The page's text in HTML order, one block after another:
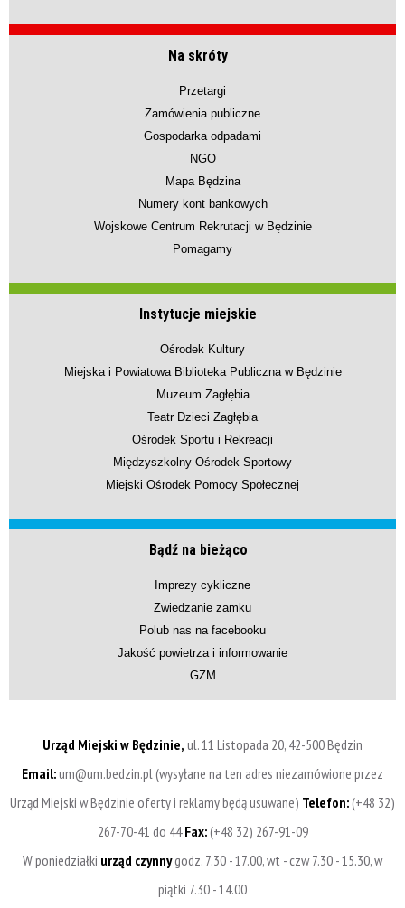
Na skróty
Przetargi
Zamówienia publiczne
Gospodarka odpadami
NGO
Mapa Będzina
Numery kont bankowych
Wojskowe Centrum Rekrutacji w Będzinie
Pomagamy
Instytucje miejskie
Ośrodek Kultury
Miejska i Powiatowa Biblioteka Publiczna w Będzinie
Muzeum Zagłębia
Teatr Dzieci Zagłębia
Ośrodek Sportu i Rekreacji
Międzyszkolny Ośrodek Sportowy
Miejski Ośrodek Pomocy Społecznej
Bądź na bieżąco
Imprezy cykliczne
Zwiedzanie zamku
Polub nas na facebooku
Jakość powietrza i informowanie
GZM
Urząd Miejski w Będzinie, ul. 11 Listopada 20, 42-500 Będzin
Email:um@um.bedzin.pl (wysyłane na ten adres niezamówione przez
Urząd Miejski w Będzinie oferty i reklamy będą usuwane) Telefon:(+48 32)
267-70-41 do 44Fax:(+48 32) 267-91-09
W poniedziałki urząd czynnygodz. 7.30 - 17.00, wt - czw 7.30 - 15.30, w
piątki 7.30 - 14.00